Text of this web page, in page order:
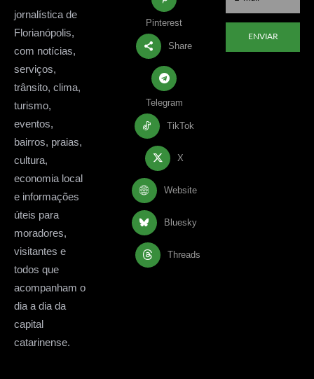
jornalística de
Florianópolis,
com notícias,
serviços,
trânsito, clima,
turismo,
eventos,
bairros, praias,
cultura,
economia local
e informações
úteis para
moradores,
visitantes e
todos que
acompanham o
dia a dia da
capital
catarinense.
Pinterest
Share
Telegram
TikTok
X
Website
Bluesky
Threads
ENVIAR